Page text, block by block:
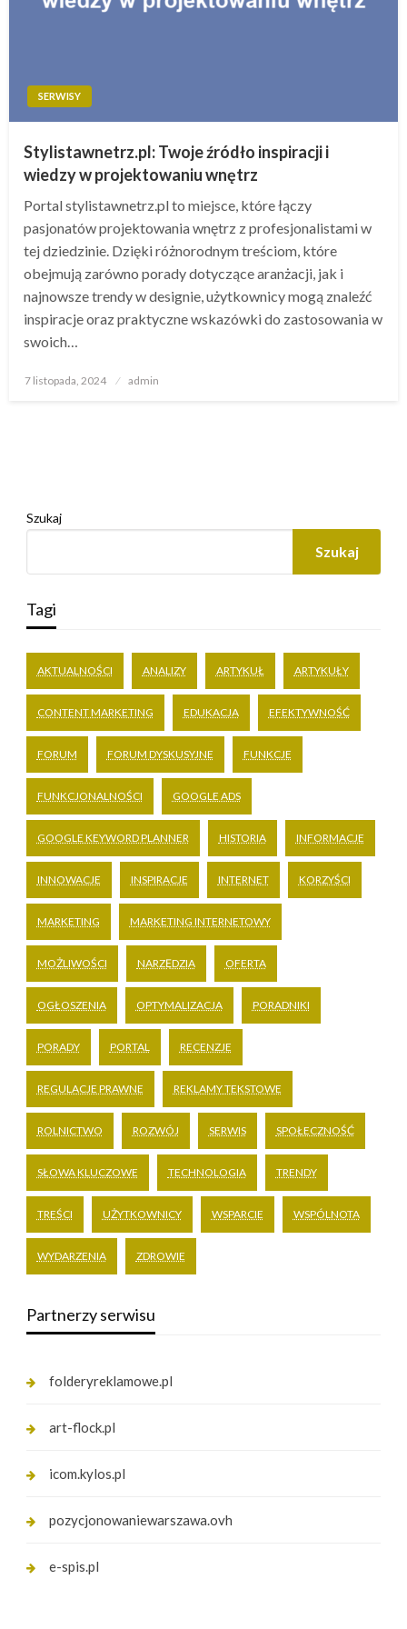
SERWISY
Stylistawnetrz.pl: Twoje źródło inspiracji i
wiedzy w projektowaniu wnętrz
Portal stylistawnetrz.pl to miejsce, które łączy
pasjonatów projektowania wnętrz z profesjonalistami w
tej dziedzinie. Dzięki różnorodnym treściom, które
obejmują zarówno porady dotyczące aranżacji, jak i
najnowsze trendy w designie, użytkownicy mogą znaleźć
inspiracje oraz praktyczne wskazówki do zastosowania w
swoich…
Opublikowane
7 listopada, 2024 admin
Szukaj
Szukaj
Tagi
AKTUALNOŚCI ANALIZY ARTYKUŁ ARTYKUŁY
CONTENT MARKETING EDUKACJA EFEKTYWNOŚĆ
FORUM FORUM DYSKUSYJNE FUNKCJE
FUNKCJONALNOŚCI GOOGLE ADS
GOOGLE KEYWORD PLANNER HISTORIA INFORMACJE
INNOWACJE INSPIRACJE INTERNET KORZYŚCI
MARKETING MARKETING INTERNETOWY
MOŻLIWOŚCI NARZĘDZIA OFERTA
OGŁOSZENIA OPTYMALIZACJA PORADNIKI
PORADY PORTAL RECENZJE
REGULACJE PRAWNE REKLAMY TEKSTOWE
ROLNICTWO ROZWÓJ SERWIS SPOŁECZNOŚĆ
SŁOWA KLUCZOWE TECHNOLOGIA TRENDY
TREŚCI UŻYTKOWNICY WSPARCIE WSPÓLNOTA
WYDARZENIA ZDROWIE
Partnerzy serwisu
folderyreklamowe.pl
art-flock.pl
icom.kylos.pl
pozycjonowaniewarszawa.ovh
e-spis.pl